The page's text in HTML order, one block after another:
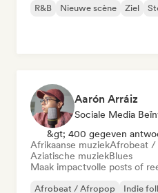
R&B Nieuwe scène Ziel
Aarón Arráiz
Sociale Media
&gt; 400 gegeven
Afrikaanse muziekAfrobeat /
Aziatische muziekBlues
Maak impactvolle posts of
Afrobeat / Afropop Indie